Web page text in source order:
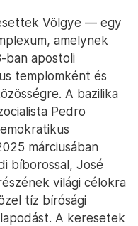
Völgye — egy
amelynek
ban apostoli
templomként és
A bazilika
Pedro
márciusában
bíborossal, José
világi célokra
tíz bírósági
A keresetek